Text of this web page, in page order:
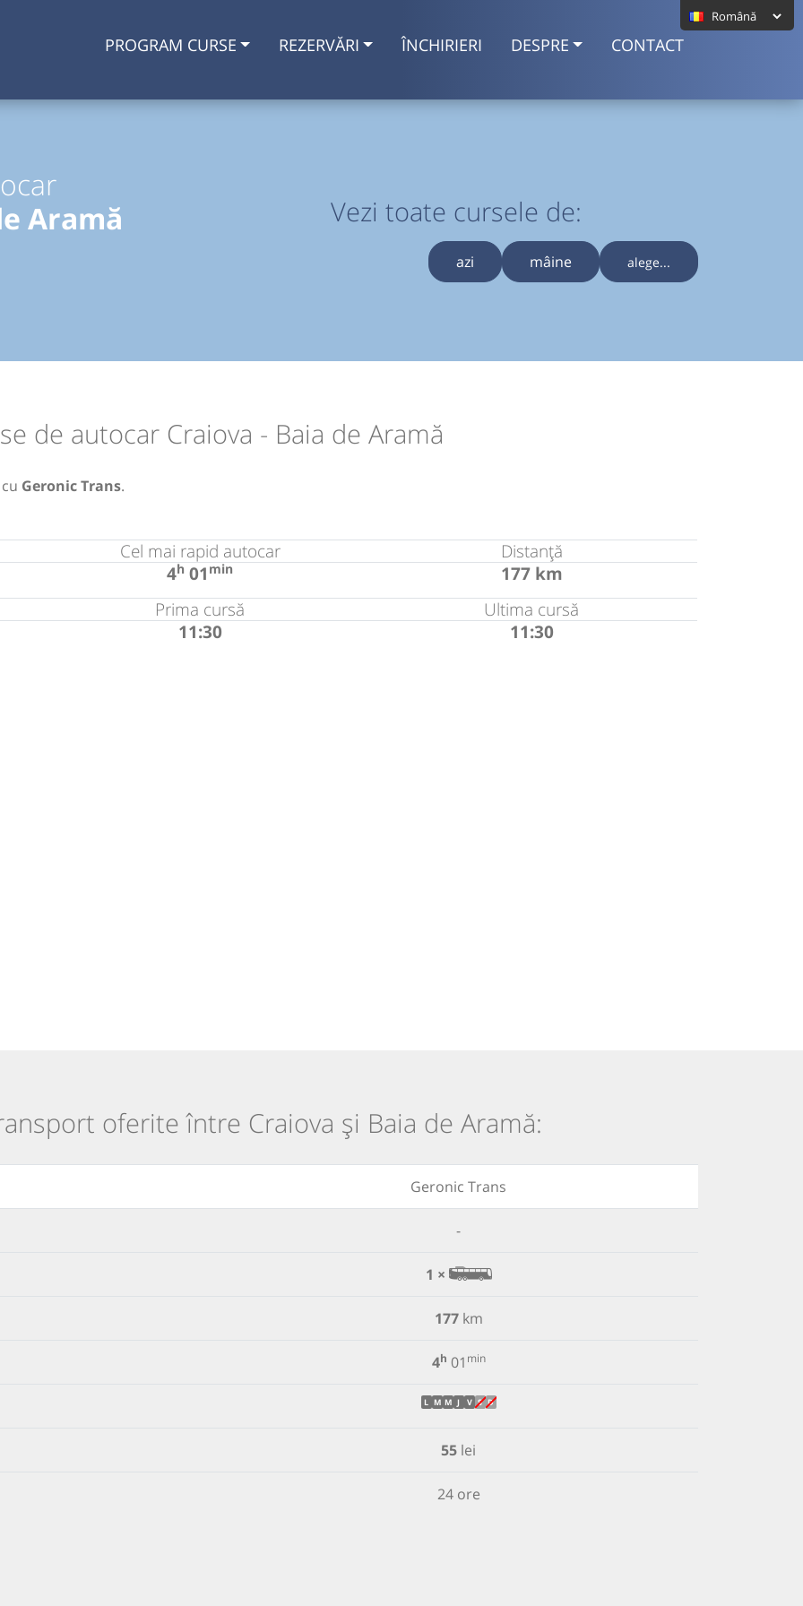
PROGRAM CURSE REZERVĂRI ÎNCHIRIERI DESPRE CONTACT
Aramă
Vezi toate cursele de:
azi mâine alege...
de autocar Craiova - Baia de Aramă
Geronic Trans.
Cel mai rapid autocar
4h 01min
Distanță
177 km
Prima cursă
11:30
Ultima cursă
11:30
oferite între Craiova și Baia de Aramă:
Geronic Trans
-
1 ×
177km
4h 01 min
L M M J V S D
55 lei
24 ore